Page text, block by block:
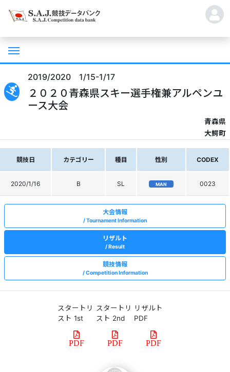
2019/2020 1/15-1/17
２０２０青森県スキー選手権兼アルペンユ
ース大会
青森県
大鰐町
競技日 カテゴリー 種目 性別 CODEX
2020/1/16 B SL MAN 0023
大会情報
Tournament Information
リザルト
Result
競技情報
Competition Information
スタートリ
スト 1st
PDF
スタートリ
スト 2nd
PDF
リザルト
PDF
PDF